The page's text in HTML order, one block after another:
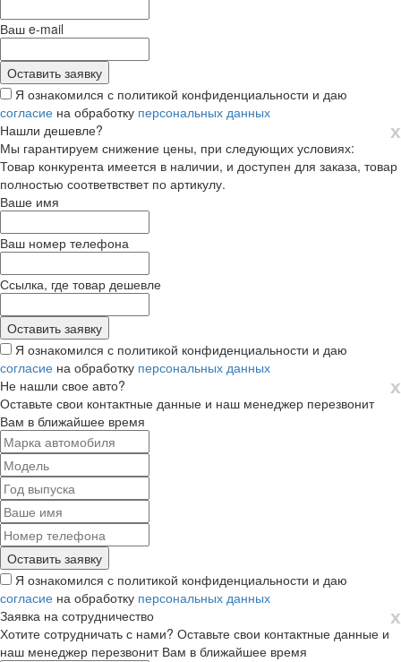
Ваш e-mail
Я ознакомился с политикой конфиденциальности и даю
согласие на обработку персональных данных
х
Нашли дешевле?
Мы гарантируем снижение цены, при следующих условиях:
Товар конкурента имеется в наличии, и доступен для заказа, товар
полностью соответвствет по артикулу.
Ваше имя
Ваш номер телефона
Ссылка, где товар дешевле
Я ознакомился с политикой конфиденциальности и даю
согласие на обработку персональных данных
х
Не нашли свое авто?
Оставьте свои контактные данные и наш менеджер перезвонит
Вам в ближайшее время
Я ознакомился с политикой конфиденциальности и даю
согласие на обработку персональных данных
х
Заявка на сотрудничество
Хотите сотрудничать с нами? Оставьте свои контактные данные и
наш менеджер перезвонит Вам в ближайшее время